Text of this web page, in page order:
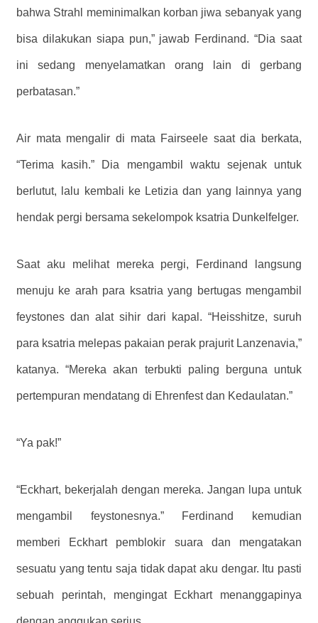
bahwa Strahl meminimalkan korban jiwa sebanyak yang
bisa dilakukan siapa pun,” jawab Ferdinand. “Dia saat
ini sedang menyelamatkan orang lain di gerbang
perbatasan.”
Air mata mengalir di mata Fairseele saat dia berkata,
“Terima kasih.” Dia mengambil waktu sejenak untuk
berlutut, lalu kembali ke Letizia dan yang lainnya yang
hendak pergi bersama sekelompok ksatria Dunkelfelger.
Saat aku melihat mereka pergi, Ferdinand langsung
menuju ke arah para ksatria yang bertugas mengambil
feystones dan alat sihir dari kapal. “Heisshitze, suruh
para ksatria melepas pakaian perak prajurit Lanzenavia,”
katanya. “Mereka akan terbukti paling berguna untuk
pertempuran mendatang di Ehrenfest dan Kedaulatan.”
“Ya pak!”
“Eckhart, bekerjalah dengan mereka. Jangan lupa untuk
mengambil feystonesnya.” Ferdinand kemudian
memberi Eckhart pemblokir suara dan mengatakan
sesuatu yang tentu saja tidak dapat aku dengar. Itu pasti
sebuah perintah, mengingat Eckhart menanggapinya